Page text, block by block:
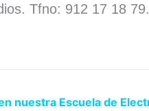
Tfno: 912 17 18 79.
nuestra Escuela de